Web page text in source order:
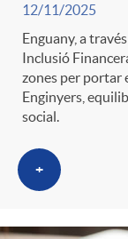
12/11/2025
Enguany, a
Inclusió
zones per portar
Enginyers,
social.
+